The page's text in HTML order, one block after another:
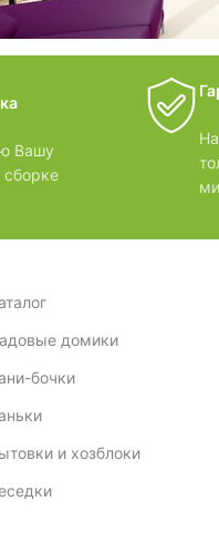
дачные
Вашу
домики
бочки
и хозблоки